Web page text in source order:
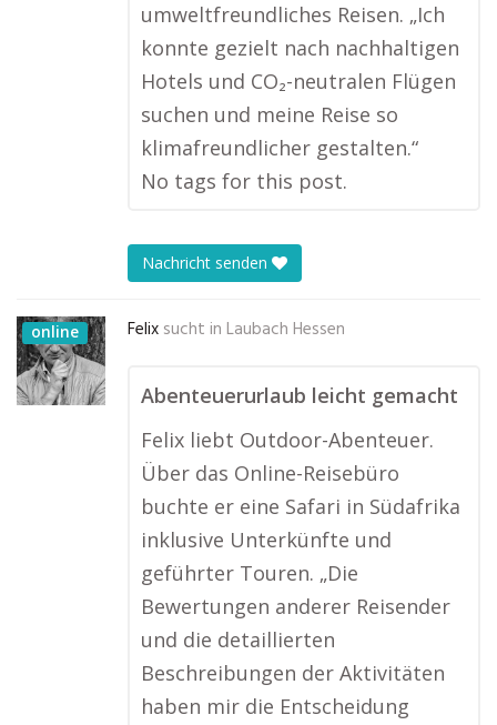
umweltfreundliches Reisen. „Ich
konnte gezielt nach nachhaltigen
Hotels und CO₂-neutralen Flügen
suchen und meine Reise so
klimafreundlicher gestalten.“
No tags for this post.
Nachricht senden
online Felix sucht in Laubach Hessen
Abenteuerurlaub leicht gemacht
Felix liebt Outdoor-Abenteuer.
Über das Online-Reisebüro
buchte er eine Safari in Südafrika
inklusive Unterkünfte und
geführter Touren. „Die
Bewertungen anderer Reisender
und die detaillierten
Beschreibungen der Aktivitäten
haben mir die Entscheidung